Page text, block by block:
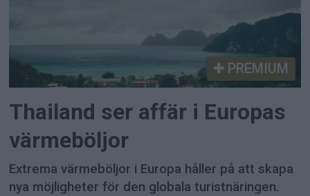
PREMIUM
Thailand ser affär i Europas
värmeböljor
Extrema värmeböljor i Europa håller på att skapa
nya möjligheter för den globala turistnäringen.